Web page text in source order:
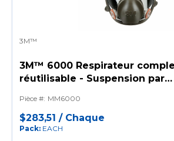
3M™
3M™ 6000 Respirateur
réutilisable - Suspension par
baïonnette.
Pièce #: MM6000
$283,51 / Chaque
Pack: EACH